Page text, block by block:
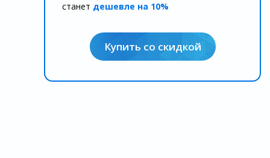
станет дешевле на 10%
Купить со скидкой